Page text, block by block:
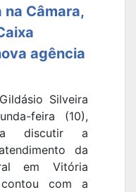
na Câmara,
agência
Silveira
feira (10),
discutir a
da
em Vitória
com a